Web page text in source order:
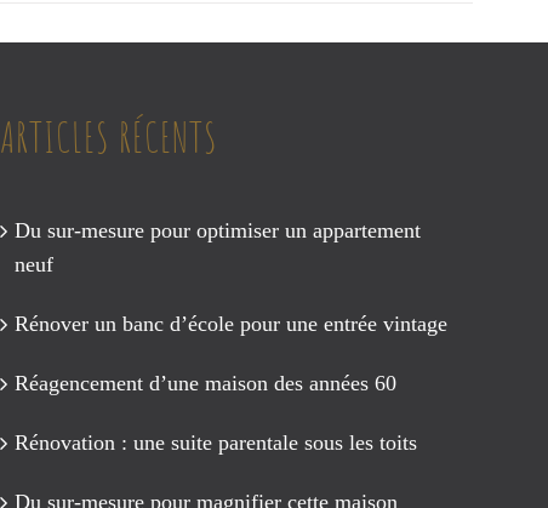
ARTICLES RÉCENTS
Du sur-mesure pour optimiser un appartement
neuf
Rénover un banc d’école pour une entrée vintage
Réagencement d’une maison des années 60
Rénovation : une suite parentale sous les toits
Du sur-mesure pour magnifier cette maison